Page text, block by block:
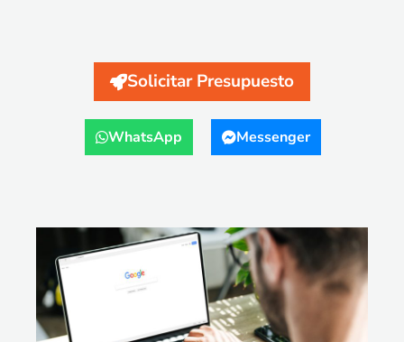
Solicitar Presupuesto
WhatsApp Messenger